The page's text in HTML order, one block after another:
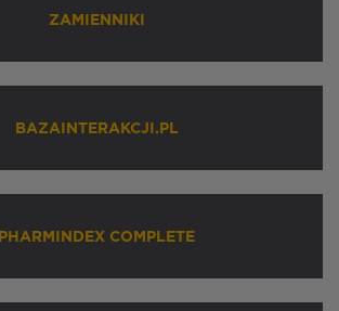
ZAMIENNIKI
BAZAINTERAKCJI.PL
PHARMINDEX COMPLETE